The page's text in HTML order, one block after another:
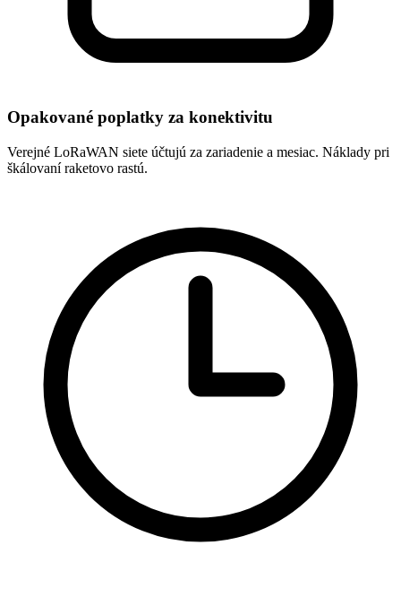
Opakované poplatky za konektivitu
Verejné LoRaWAN siete účtujú za zariadenie a mesiac. Náklady pri
škálovaní raketovo rastú.